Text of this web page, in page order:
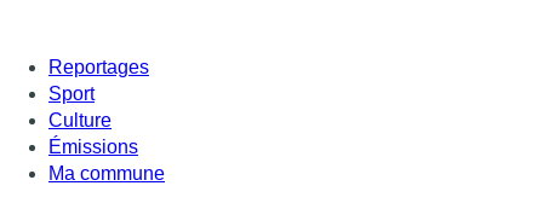
Reportages
Sport
Culture
Émissions
Ma commune